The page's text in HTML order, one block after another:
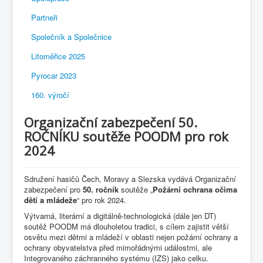
Partneři
Společník a Společnice
Litoměřice 2025
Pyrocar 2023
160. výročí
Organizační zabezpečení 50.
ROČNÍKU soutěže POODM pro rok
2024
Sdružení hasičů Čech, Moravy a Slezska vydává Organizační
zabezpečení pro 50. ročník soutěže „Požární ochrana očima
dětí a mládeže“ pro rok 2024.
Výtvarná, literární a digitálně-technologická (dále jen DT)
soutěž POODM má dlouholetou tradici, s cílem zajistit větší
osvětu mezi dětmi a mládeží v oblasti nejen požární ochrany a
ochrany obyvatelstva před mimořádnými událostmi, ale
Integrovaného záchranného systému (IZS) jako celku.